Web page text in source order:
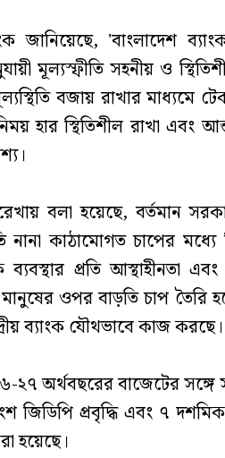
জানিয়েছে, 'বাংলাদেশ
মূল্যস্ফীতি সহনীয় ও
বজায় রাখার মাধ্যমে
হার স্থিতিশীল রাখা এবং
বলা হয়েছে, বর্তমান
নানা কাঠামোগত চাপের
ব্যবস্থার প্রতি আস্থাহীনতা
ওপর বাড়তি চাপ তৈরি
ব্যাংক যৌথভাবে কাজ করছে।
অর্থবছরের বাজেটের সঙ্গে
জিডিপি প্রবৃদ্ধি এবং ৭
হয়েছে।